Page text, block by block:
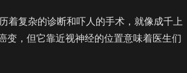
着复杂的诊断和吓人的手术，就像成千上
变，但它靠近视神经的位置意味着医生们